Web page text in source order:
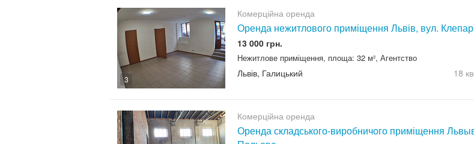
3
Комерційна оренда
Оренда нежитлового приміщення Львів, вул.
13 000 грн.
Нежитлове приміщення, площа: 32 м², Агентство
Львів, Галицький 18
Комерційна оренда
Оренда складського-виробничого приміщення